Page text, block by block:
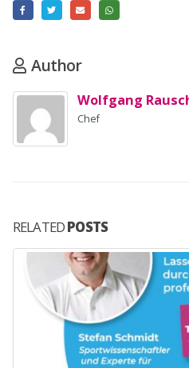
Author
Wolfgang
Chef
RELATEDPOSTS